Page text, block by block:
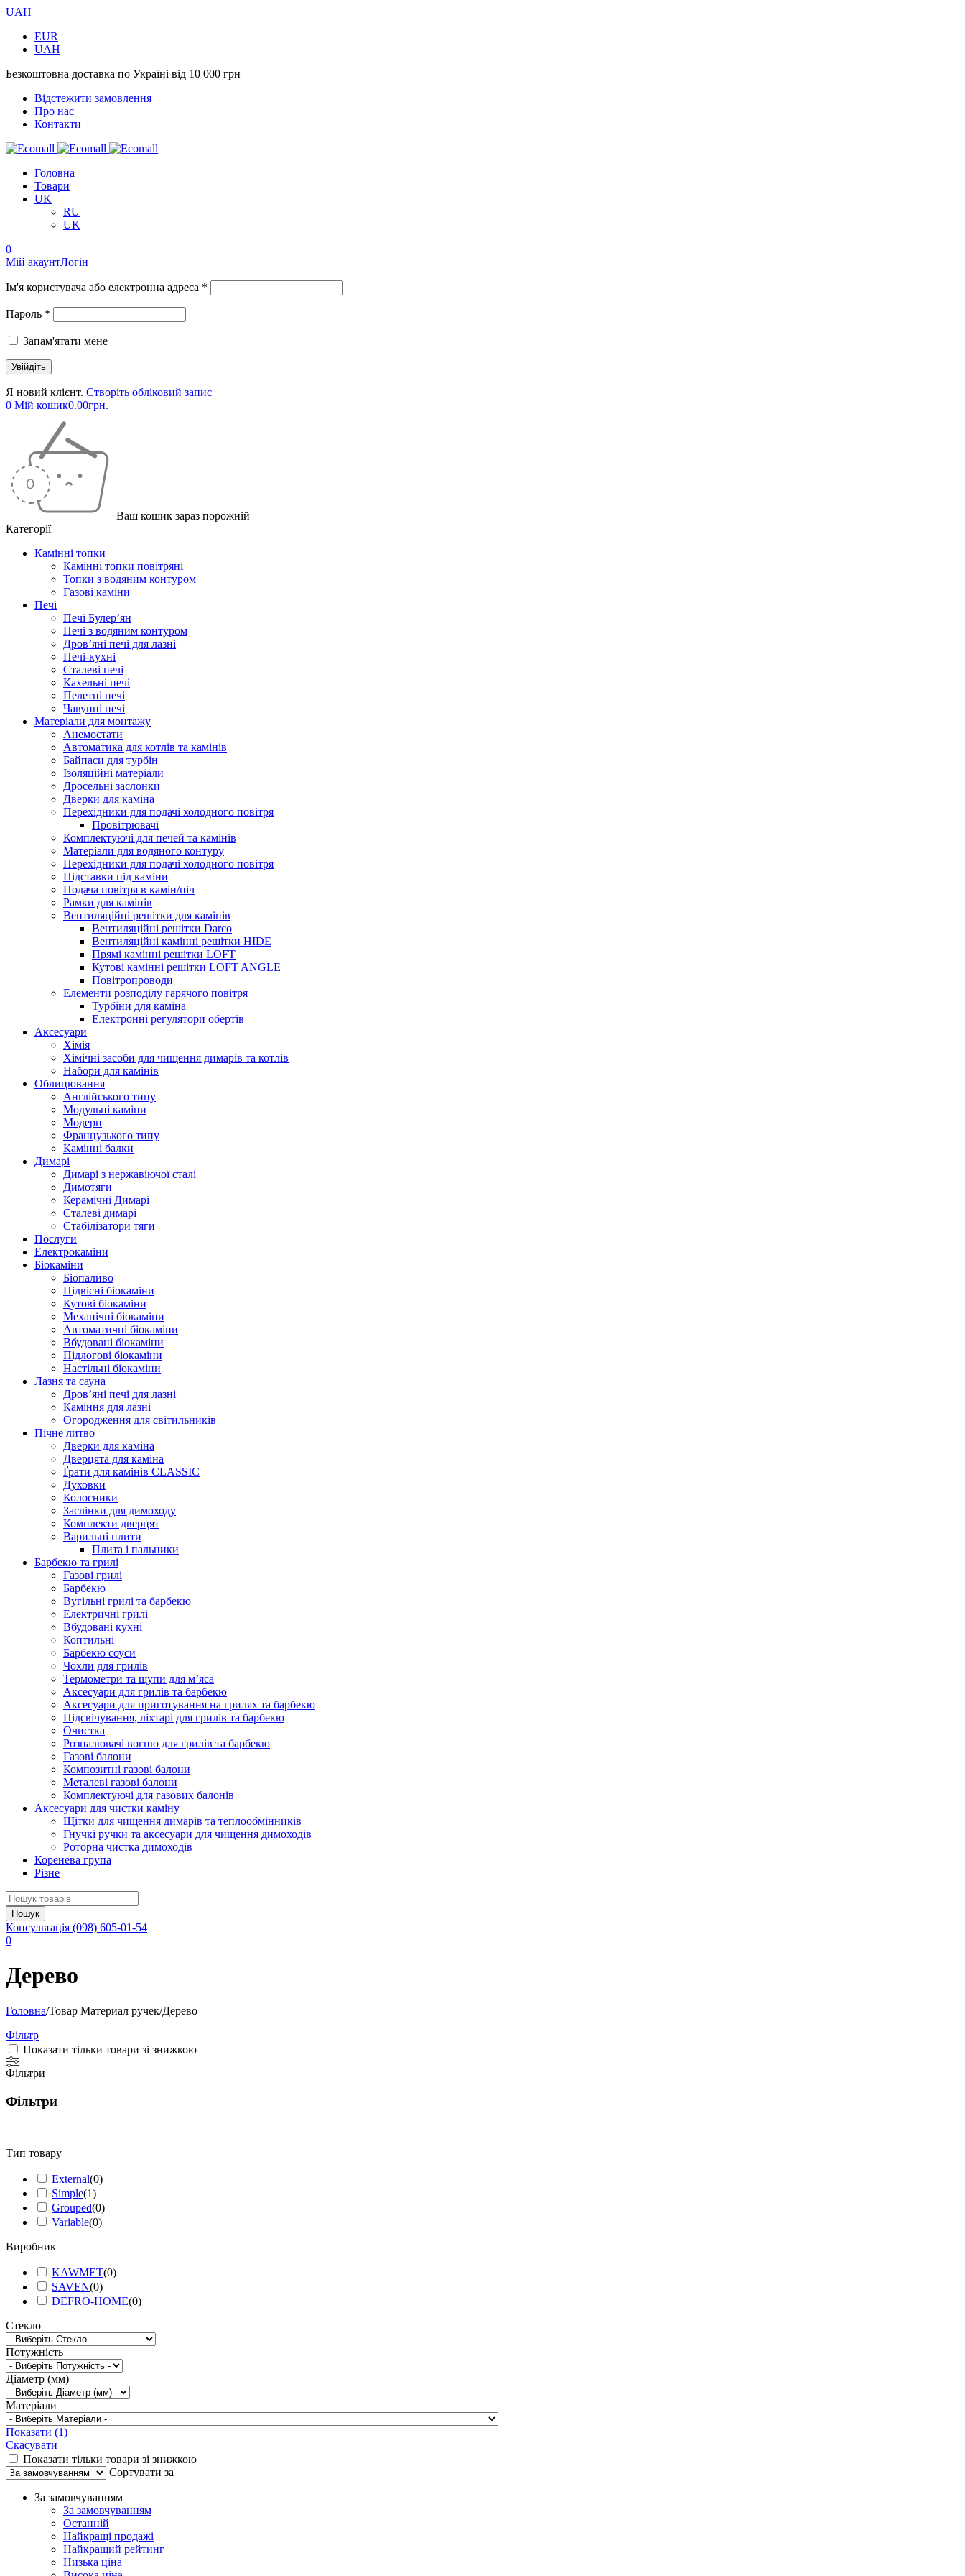
UAH
EUR
UAH
Безкоштовна доставка по Україні від 10 000 грн
Відстежити замовлення
Про нас
Контакти
Головна
Товари
UK
RU
UK
0
Мій акаунтЛогін
Ім'я користувача або електронна адреса *
Пароль *
Запам'ятати мене
Я новий клієнт. Створіть обліковий запис
0 Мій кошик0.00грн.
Ваш кошик зараз порожній
Категорії
Камінні топки
Камінні топки повітряні
Топки з водяним контуром
Газові каміни
Печі
Печі Булер’ян
Печі з водяним контуром
Дров’яні печі для лазні
Печі-кухні
Сталеві печі
Кахельні печі
Пелетні печі
Чавунні печі
Матеріали для монтажу
Анемостати
Автоматика для котлів та камінів
Байпаси для турбін
Ізоляційні матеріали
Дросельні заслонки
Дверки для каміна
Перехідники для подачі холодного повітря
Провітрювачі
Комплектуючі для печей та камінів
Матеріали для водяного контуру
Перехідники для подачі холодного повітря
Підставки під каміни
Подача повітря в камін/піч
Рамки для камінів
Вентиляційні решітки для камінів
Вентиляційні решітки Darco
Вентиляційні камінні решітки HIDE
Прямі камінні решітки LOFT
Кутові камінні решітки LOFT ANGLE
Повітропроводи
Елементи розподілу гарячого повітря
Турбіни для каміна
Електронні регулятори обертів
Аксесуари
Хімія
Хімічні засоби для чищення димарів та котлів
Набори для камінів
Облицювання
Англійського типу
Модульні каміни
Модерн
Французького типу
Камінні балки
Димарі
Димарі з нержавіючої сталі
Димотяги
Керамічні Димарі
Сталеві димарі
Стабілізатори тяги
Послуги
Електрокаміни
Біокаміни
Біопаливо
Підвісні біокаміни
Кутові біокаміни
Механічні біокаміни
Автоматичні біокаміни
Вбудовані біокаміни
Підлогові біокаміни
Настільні біокаміни
Лазня та сауна
Дров’яні печі для лазні
Каміння для лазні
Огородження для світильників
Пічне литво
Дверки для каміна
Дверцята для каміна
Ґрати для камінів CLASSIC
Духовки
Колосники
Заслінки для димоходу
Комплекти дверцят
Варильні плити
Плита і пальники
Барбекю та грилі
Газові грилі
Барбекю
Вугільні грилі та барбекю
Електричні грилі
Вбудовані кухні
Коптильні
Барбекю соуси
Чохли для грилів
Термометри та щупи для м’яса
Аксесуари для грилів та барбекю
Аксесуари для приготування на грилях та барбекю
Підсвічування, ліхтарі для грилів та барбекю
Очистка
Розпалювачі вогню для грилів та барбекю
Газові балони
Композитні газові балони
Металеві газові балони
Комплектуючі для газових балонів
Аксесуари для чистки каміну
Щітки для чищення димарів та теплообмінників
Гнучкі ручки та аксесуари для чищення димоходів
Роторна чистка димоходів
Коренева група
Різне
Консультація (098) 605-01-54
0
Дерево
Головна/Товар Материал ручек/Дерево
Фільтр
Показати тільки товари зі знижкою
Фільтри
Фільтри
Тип товару
External(0)
Simple(1)
Grouped(0)
Variable(0)
Виробник
KAWMET(0)
SAVEN(0)
DEFRO-HOME(0)
Стекло
Потужність
Діаметр (мм)
Матеріали
Показати (1)
Скасувати
Показати тільки товари зі знижкою
Сортувати за
За замовчуванням
За замовчуванням
Останній
Найкращі продажі
Найкращий рейтинг
Низька ціна